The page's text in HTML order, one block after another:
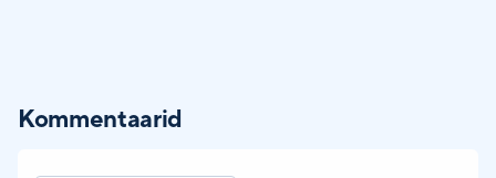
Kommentaarid